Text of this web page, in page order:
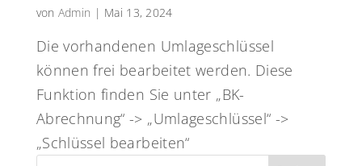
von Admin | Mai 13, 2024
Die vorhandenen Umlageschlüssel
können frei bearbeitet werden. Diese
Funktion finden Sie unter „BK-
Abrechnung“ -> „Umlageschlüssel“ ->
„Schlüssel bearbeiten“